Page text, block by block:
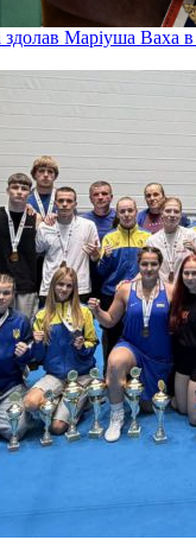
Маріуша Ваха в